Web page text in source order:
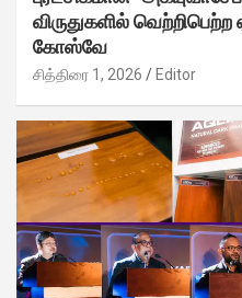
விருதுகளில்
கோஸ்வே
சித்திரை 1, 2026 Editor